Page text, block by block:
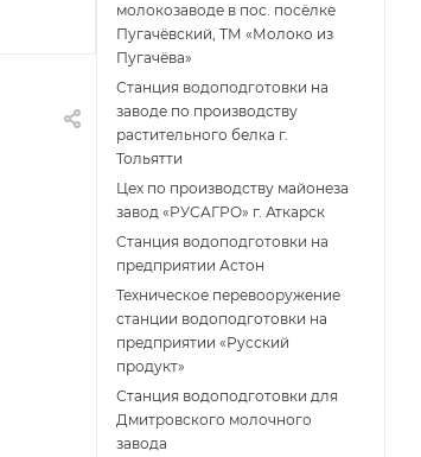
молокозаводе в пос. посёлке
Пугачёвский, ТМ «Молоко из
Пугачёва»
Станция водоподготовки на
заводе по производству
растительного белка г.
Тольятти
Цех по производству майонеза
завод «РУСАГРО» г. Аткарск
Cтанция водоподготовки на
предприятии Астон
Техническое перевооружение
станции водоподготовки на
предприятии «Русский
продукт»
Станция водоподготовки для
Дмитровского молочного
завода